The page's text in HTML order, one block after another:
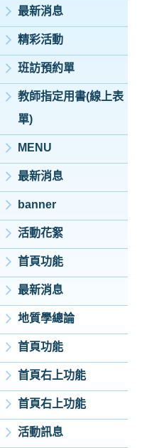
最新消息
精彩活動
班訪預約單
教師指定用書(線上表
單)
MENU
最新消息
banner
活動花絮
首頁功能
最新消息
地質學總論
首頁功能
首頁右上功能
首頁右上功能
活動訊息